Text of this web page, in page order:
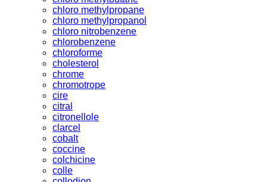
chloro methylpropane
chloro methylpropanol
chloro nitrobenzene
chlorobenzene
chloroforme
cholesterol
chrome
chromotrope
cire
citral
citronellole
clarcel
cobalt
coccine
colchicine
colle